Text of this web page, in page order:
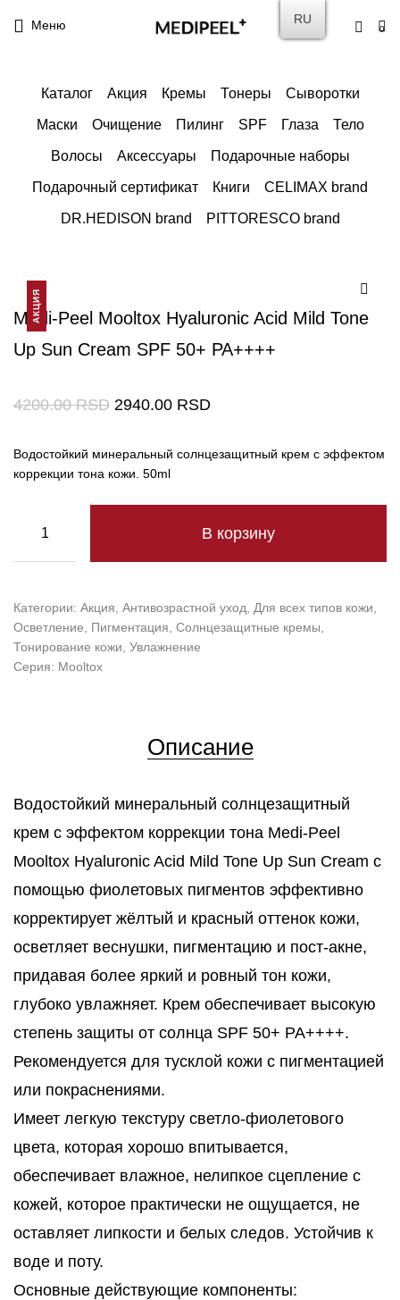
Меню 0
Каталог Акция Кремы Тонеры Сыворотки
Маски Очищение Пилинг SPF Глаза Тело
Волосы Аксессуары Подарочные наборы
Подарочный сертификат Книги CELIMAX brand
DR.HEDISON brand PITTORESCO brand
АКЦИЯ
Medi-Peel Mooltox Hyaluronic Acid Mild Tone
Up Sun Cream SPF 50+ PA++++
4200.00RSD 2940.00 RSD
Водостойкий минеральный солнцезащитный крем с эффектом
коррекции тона кожи. 50ml
В корзину
Категории: Акция Антивозрастной уход Для всех типов кожи
Осветление
Пигментация Солнцезащитные кремы
Тонирование кожи Увлажнение
Серия: Mooltox
Описание
Водостойкий минеральный солнцезащитный
крем с эффектом коррекции тона Medi-Peel
Mooltox Hyaluronic Acid Mild Tone Up Sun Cream с
помощью фиолетовых пигментов эффективно
корректирует жёлтый и красный оттенок кожи,
осветляет веснушки, пигментацию и пост-акне,
придавая более яркий и ровный тон кожи,
глубоко увлажняет. Крем обеспечивает высокую
степень защиты от солнца SPF 50+ PA++++.
Рекомендуется для тусклой кожи с пигментацией
или покраснениями.
Имеет легкую текстуру светло-фиолетового
цвета, которая хорошо впитывается,
обеспечивает влажное, нелипкое сцепление с
кожей, которое практически не ощущается, не
оставляет липкости и белых следов. Устойчив к
воде и поту.
Основные действующие компоненты:
RU